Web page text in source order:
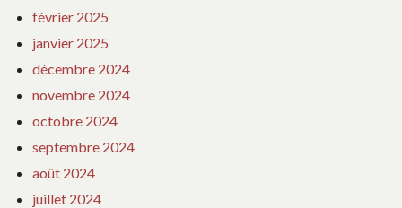
février 2025
janvier 2025
décembre 2024
novembre 2024
octobre 2024
septembre 2024
août 2024
juillet 2024